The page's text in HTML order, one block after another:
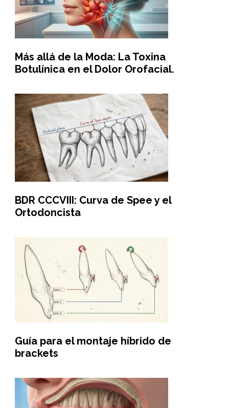
Más allá de la Moda: La Toxina
Botulínica en el Dolor Orofacial.
BDR CCCVIII: Curva de Spee y el
Ortodoncista
Guía para el montaje híbrido de
brackets